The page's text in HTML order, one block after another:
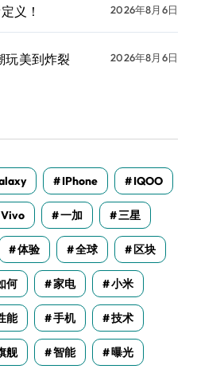
义！ 2026年8月6日
玩美到炸裂 2026年8月6日
IPhone IQOO
Vivo 一加 三星
体验 全球 区块
何 家电 小米
能 手机 技术
舰 智能 曝光